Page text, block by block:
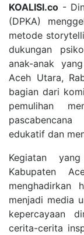
KOALISI.co -
(DPKA)
metode
dukungan
anak-anak
Aceh Utara,
bagian dari
pemulihan
edukatif dan
Kegiatan
Kabupaten
menghadirkan
menjadi media
kepercayaan
cerita-cerita